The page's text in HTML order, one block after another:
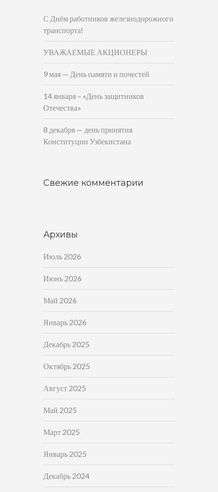
С Днём работников железнодорожного
транспорта!
УВАЖАЕМЫЕ АКЦИОНЕРЫ
9 мая — День памяти и почестей
14 января – «День защитников
Отечества»
8 декабря — день принятия
Конституции Узбекистана
Свежие комментарии
Архивы
Июль 2026
Июнь 2026
Май 2026
Январь 2026
Декабрь 2025
Октябрь 2025
Август 2025
Май 2025
Март 2025
Январь 2025
Декабрь 2024